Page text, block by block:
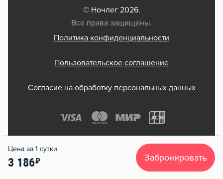
3 186 Забронировать
© Ночлег 2026.
Все права защищены.
Политика конфиденциальности
Пользовательское соглашение
Согласие на обработку персональных данных